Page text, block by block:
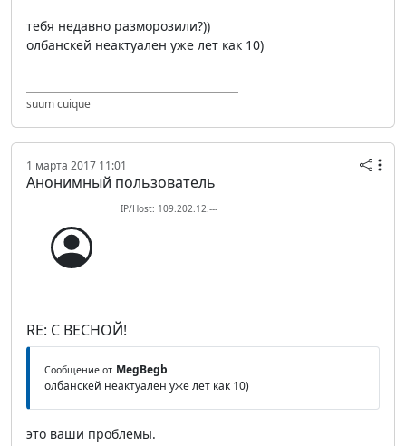
тебя недавно разморозили?))
олбанскей неактуален уже лет как 10)
suum cuique
1 марта 2017 11:01
Анонимный пользователь
IP/Host: 109.202.12.---
RE: С ВЕСНОЙ!
Сообщение от MegBegb
олбанскей неактуален уже лет как 10)
это ваши проблемы.